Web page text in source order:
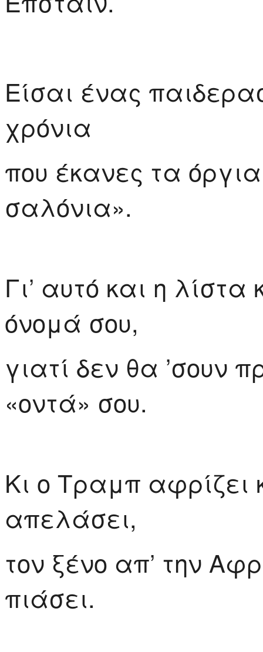
Είσαι ένας
χρόνια
που έκανες τα
σαλόνια».
Γι’ αυτό και η λίστα
όνομά σου,
γιατί δεν θα ’σουν
«οντά» σου.
Κι ο Τραμπ αφρίζει
απελάσει,
τον ξένο απ’ την
πιάσει.